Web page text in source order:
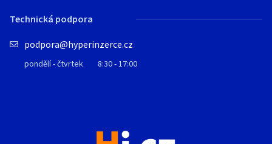
Technická podpora
podpora@hyperinzerce.cz
pondělí - čtvrtek 8:30 - 17:00